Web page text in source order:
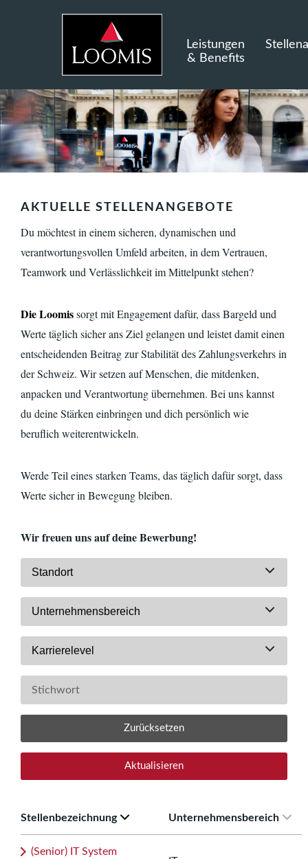
Leistungen
& Benefits
AKTUELLE STELLENANGEBOTE
Du möchtest in einem sicheren, dynamischen und
verantwortungsvollen Umfeld arbeiten, in dem Vertrauen,
Teamwork und Verlässlichkeit im Mittelpunkt stehen?
Die Loomissorgt mit Engagement dafür, dass Bargeld und
Werte täglich sicher ans Ziel gelangen und leistet damit einen
entscheidenden Beitrag zur Stabilität des Zahlungsverkehrs in
der Schweiz. Wir setzen auf Menschen, die mitdenken,
anpacken und Verantwortung übernehmen. Bei uns kannst
du deine Stärken einbringen und dich persönlich wie
beruflichweiterentwickeln.
Werde Teil eines starken Teams, das täglich dafür sorgt, dass
Werte sicher in Bewegung bleiben.
Wir freuen uns auf deine Bewerbung!
Standort
Unternehmensbereich
Karrierelevel
Zurücksetzen
Aktualisieren
Stellenbezeichnung Unternehmensbereich
(Senior) IT System